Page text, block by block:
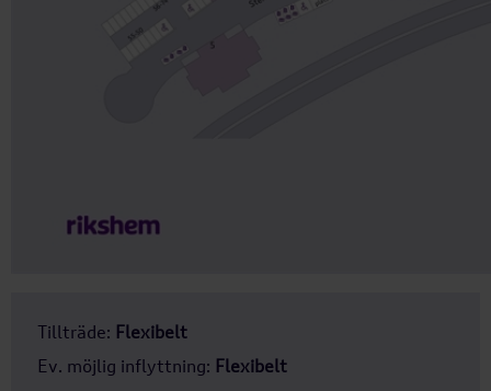
Tillträde: Flexibelt
Ev. möjlig inflyttning: Flexibelt